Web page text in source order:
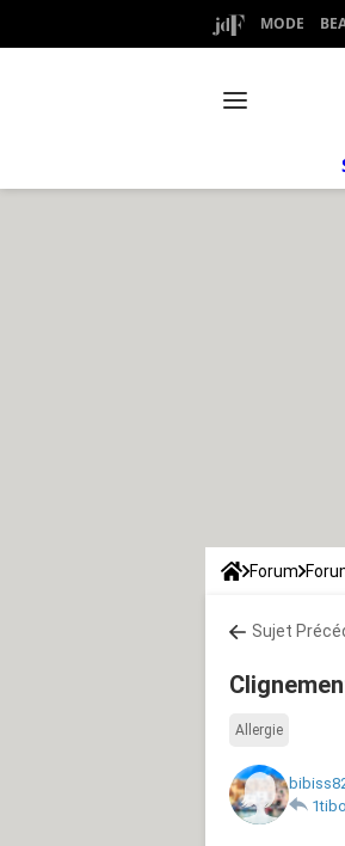
MODE
Forum
Sujet
Allergie